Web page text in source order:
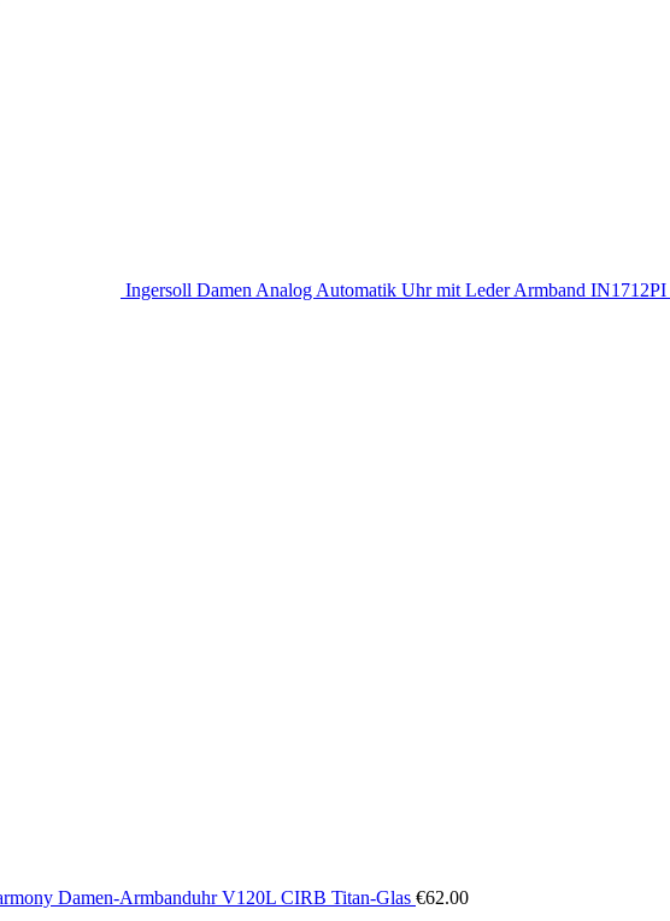
Ingersoll Damen Analog Automatik Uhr mit Leder Armband IN1712PI
Damen-Armbanduhr V120L CIRB Titan-Glas €62.00